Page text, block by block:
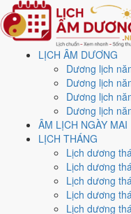
LỊCH ÂM DƯƠNG
Dương lịch
Dương lịch
Dương lịch
Dương lịch
ÂM LỊCH NGÀY MAI
LỊCH THÁNG
Lịch dương
Lịch dương
Lịch dương
Lịch dương
Lịch dương
Trang chủ
Lịch năm 2026
Tháng 8/2026
Ngày 20/8/2026 (Bính
Xem ngày
lịch - Ngày
(Bính Dần)